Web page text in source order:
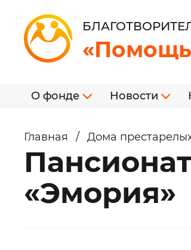
О фонде Новости
Главная / Дома
«Эмория»